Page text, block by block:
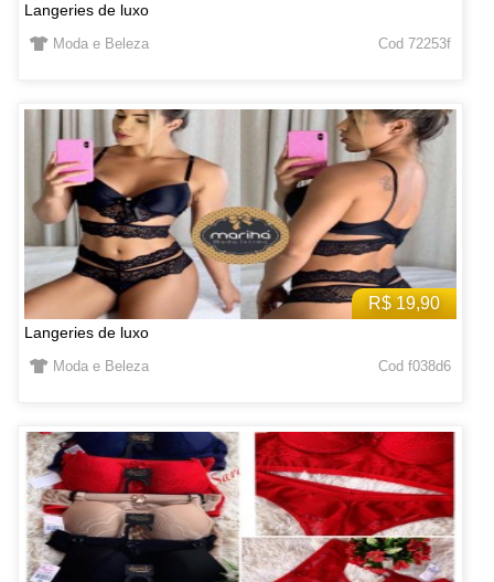
Langeries de luxo
Moda e Beleza Cod 72253f
R$ 19,90
Langeries de luxo
Moda e Beleza Cod f038d6